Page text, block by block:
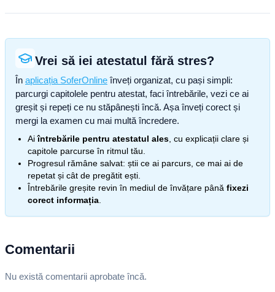
Vrei să iei atestatul fără stres?
În aplicația SoferOnline înveți organizat, cu pași simpli:
parcurgi capitolele pentru atestat, faci întrebările, vezi ce ai
greșit și repeți ce nu stăpânești încă. Așa înveți corect și
mergi la examen cu mai multă încredere.
Aiîntrebările pentru atestatul ales , cu explicații clare și
capitole parcurse în ritmul tău.
Progresul rămâne salvat: știi ce ai parcurs, ce mai ai de
repetat și cât de pregătit ești.
Întrebările greșite revin în mediul de învățare până fixezi
corect informația
Comentarii
Nu există comentarii aprobate încă.